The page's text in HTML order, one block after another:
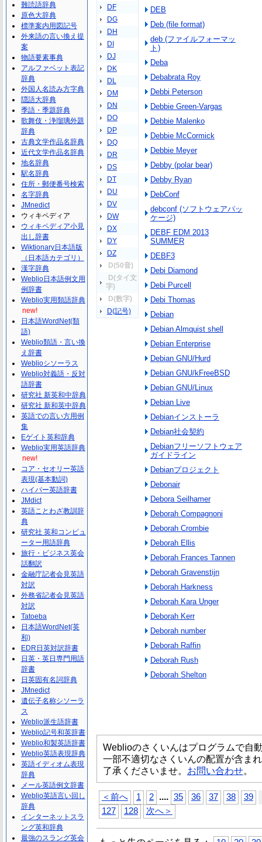
DF
DG
DH
DI
DJ
DK
DL
DM
DN
DO
DP
DQ
DR
DS
DT
DU
DV
DW
DX
DY
DZ
D(50音)
D(タイ文
字)
D(数字)
D(記号)
DEB
Deb (file format)
deb (ファイルフォーマッ
ト)
Deba
Debabrata Roy
Debbi Peterson
Debbie Green-Vargas
Debbie Malenko
Debbie McCormick
Debbie Meyer
Debby (polar bear)
Debby Ryan
DebConf
debconf (ソフトウェアパッ
ケージ)
DEBF EDM 2013
SUMMER
DEBF3
Debi Diamond
Debi Purcell
Debi Thomas
Debian
Debian Almquist shell
Debian Enterprise
Debian GNU/Hurd
Debian GNU/kFreeBSD
Debian GNU/Linux
Debian Live
Debianインストーラ
Debian社会契約
Debianフリーソフトウェア
ガイドライン
Debianプロジェクト
Debonair
Debora Seilhamer
Deborah Compagnoni
Deborah Crombie
Deborah Ellis
Deborah Frances Tannen
Deborah Gravenstijn
Deborah Harkness
Deborah Kara Unger
Deborah Kerr
Deborah number
Deborah Raffin
Deborah Rush
Deborah Shelton
Weblioのさくいんはプログラムで自
一部不適切なさくいんの配置が含ま
了承くださいませ。 お問い合わせ。
＜前へ 1 2 .... 35 36 37 38 39
127
128 次へ＞
難読語辞典
原色大辞典
標準案内用図記号
外来語の言い換え提
案
物語要素事典
アルファベット表記
辞典
外国人名読み方字典
隠語大辞典
季語・季題辞典
歌舞伎・浄瑠璃外題
辞典
古典文学作品名辞典
近代文学作品名辞典
地名辞典
駅名辞典
住所・郵便番号検索
名字辞典
JMnedict
ウィキペディア
ウィキペディア小見
出し辞書
Wiktionary日本語版
（日本語カテゴリ）
漢字辞典
Weblio日本語例文用
例辞書
Weblio実用類語辞典
new!
日本語WordNet(類
語)
Weblio類語・言い換
え辞書
Weblioシソーラス
Weblio対義語・反対
語辞書
研究社 新英和中辞典
研究社 新和英中辞典
英語での言い方用例
集
Eゲイト英和辞典
Weblio実用英語辞典
new!
コア・セオリー英語
表現(基本動詞)
ハイパー英語辞書
JMdict
英語ことわざ教訓辞
典
研究社 英和コンピュ
ーター用語辞典
旅行・ビジネス英会
話翻訳
金融庁記者会見英語
対訳
外務省記者会見英語
対訳
Tatoeba
日本語WordNet(英
和)
EDR日英対訳辞書
日英・英日専門用語
辞書
日英固有名詞辞典
JMnedict
遺伝子名称シソーラ
ス
Weblio派生語辞書
Weblio記号和英辞書
Weblio和製英語辞書
Weblio英語表現辞典
英語イディオム表現
辞典
メール英語例文辞書
Weblio英語言い回し
辞典
インターネットスラ
ング英和辞典
最強のスラング英会